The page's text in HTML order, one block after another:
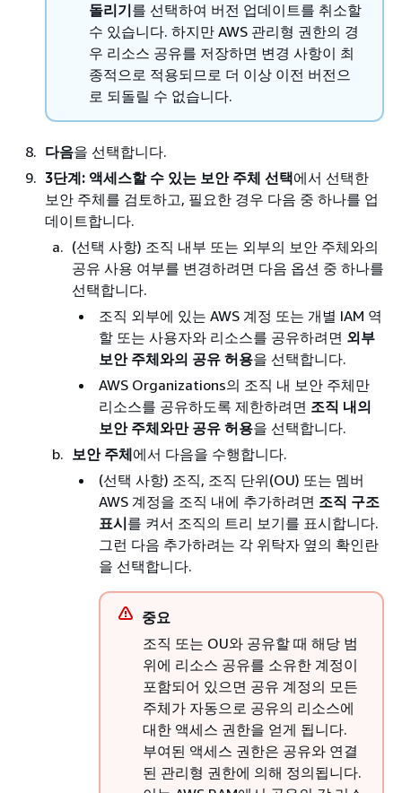
돌리기를 선택하여 버전 업데이트를 취소할
수 있습니다. 하지만 AWS 관리형 권한의 경
우 리소스 공유를 저장하면 변경 사항이 최
종적으로 적용되므로 더 이상 이전 버전으
로 되돌릴 수 없습니다.
다음을 선택합니다.
3단계: 액세스할 수 있는 보안 주체 선택에서 선택한
보안 주체를 검토하고, 필요한 경우 다음 중 하나를 업
데이트합니다.
(선택 사항) 조직 내부 또는 외부의 보안 주체와의
공유 사용 여부를 변경하려면 다음 옵션 중 하나를
선택합니다.
조직 외부에 있는 AWS 계정 또는 개별 IAM 역
할 또는 사용자와 리소스를 공유하려면 외부
보안 주체와의 공유 허용을 선택합니다.
AWS Organizations의 조직 내 보안 주체만
리소스를 공유하도록 제한하려면 조직 내의
보안 주체와만 공유 허용을 선택합니다.
보안 주체에서 다음을 수행합니다.
(선택 사항) 조직, 조직 단위(OU) 또는 멤버
AWS 계정을 조직 내에 추가하려면 조직 구조
표시를 켜서 조직의 트리 보기를 표시합니다.
그런 다음 추가하려는 각 위탁자 옆의 확인란
을 선택합니다.
중요
조직 또는 OU와 공유할 때 해당 범
위에 리소스 공유를 소유한 계정이
포함되어 있으면 공유 계정의 모든
주체가 자동으로 공유의 리소스에
대한 액세스 권한을 얻게 됩니다.
부여된 액세스 권한은 공유와 연결
된 관리형 권한에 의해 정의됩니다.